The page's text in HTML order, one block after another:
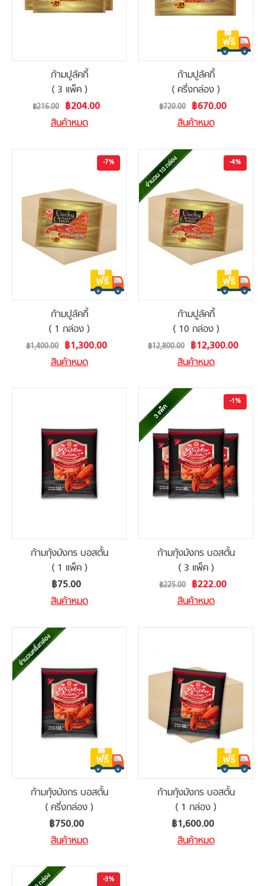
ก้ามปูลัคกี้
( 3 แพ็ค )
Special
Price
฿204.00
฿216.00
สินค้าหมด
ก้ามปูลัคกี้
( ครึ่งกล่อง )
Special
Price
฿670.00
฿720.00
สินค้าหมด
-7%
ก้ามปูลัคกี้
( 1 กล่อง )
Special
Price
฿1,300.00
฿1,400.00
สินค้าหมด
-4%
ก้ามปูลัคกี้
( 10 กล่อง )
Special
Price
฿12,300.00
฿12,800.00
สินค้าหมด
ก้ามกุ้งมังกร บอสตั้น
( 1 แพ็ค )
฿75.00
สินค้าหมด
-1%
ก้ามกุ้งมังกร บอสตั้น
( 3 แพ็ค )
Special
Price
฿222.00
฿225.00
สินค้าหมด
ก้ามกุ้งมังกร บอสตั้น
( ครึ่งกล่อง )
฿750.00
สินค้าหมด
ก้ามกุ้งมังกร บอสตั้น
( 1 กล่อง )
฿1,600.00
สินค้าหมด
-3%